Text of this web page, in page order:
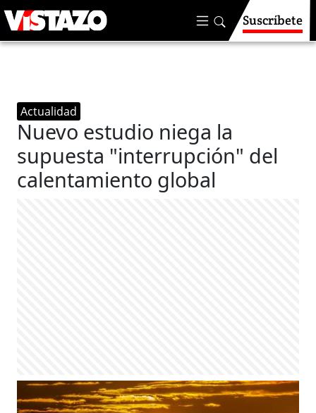
Suscríbete
Actualidad
Nuevo estudio niega la
supuesta "interrupción" del
calentamiento global